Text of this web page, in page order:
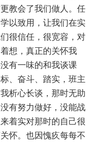
教会了我们做人。任
以致用，让我们在实
很信任，很宽容，对
想，真正的关怀我
有一味的和我谈课
、奋斗、踏实，班主
析心长谈，那时无助
有努力做好，没能战
着实对那时的自己很
怀。也因愧疚每每不